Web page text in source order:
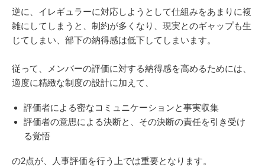
逆に、イレギュラーに対応しようとして仕組みをあまりに複
雑にしてしまうと、制約が多くなり、現実とのギャップも生
じてしまい、部下の納得感は低下してしまいます。
従って、メンバーの評価に対する納得感を高めるためには、
適度に精緻な制度の設計に加えて、
評価者による密なコミュニケーションと事実収集
評価者の意思による決断と、その決断の責任を引き受け
る覚悟
の2点が、人事評価を行う上では重要となります。